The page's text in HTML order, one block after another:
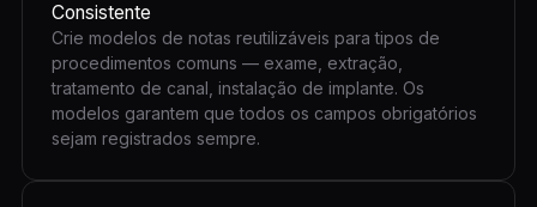
Consistente
Crie modelos de notas reutilizáveis para tipos de
procedimentos comuns — exame, extração,
tratamento de canal, instalação de implante. Os
modelos garantem que todos os campos obrigatórios
sejam registrados sempre.